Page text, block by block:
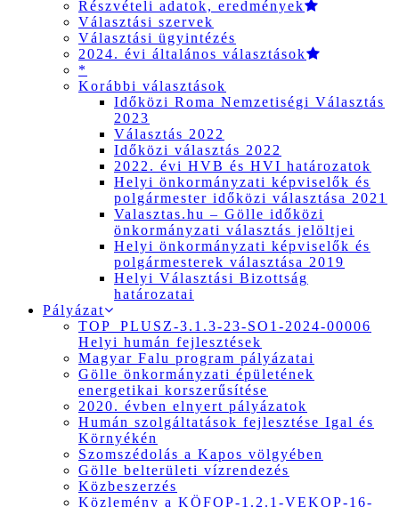
Részvételi adatok, eredmények
Választási szervek
Választási ügyintézés
2024. évi általános választások
*
Korábbi választások
Időközi Roma Nemzetiségi Választás
2023
Választás 2022
Időközi választás 2022
2022. évi HVB és HVI határozatok
Helyi önkormányzati képviselők és
polgármester időközi választása 2021
Valasztas.hu – Gölle időközi
önkormányzati választás jelöltjei
Helyi önkormányzati képviselők és
polgármesterek választása 2019
Helyi Választási Bizottság
határozatai
Pályázat
TOP_PLUSZ-3.1.3-23-SO1-2024-00006
Helyi humán fejlesztések
Magyar Falu program pályázatai
Gölle önkormányzati épületének
energetikai korszerűsítése
2020. évben elnyert pályázatok
Humán szolgáltatások fejlesztése Igal és
Környékén
Szomszédolás a Kapos völgyében
Gölle belterületi vízrendezés
Közbeszerzés
Közlemény a KÖFOP-1.2.1-VEKOP-16-